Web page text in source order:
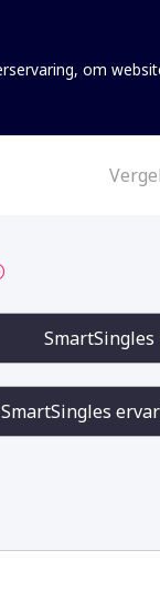
SmartSingles
om